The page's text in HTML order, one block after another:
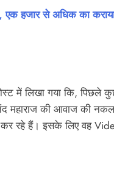
हजार से अधिक का कराया
में लिखा गया कि, पिछले
महाराज की आवाज की
रहे हैं। इसके लिए वह